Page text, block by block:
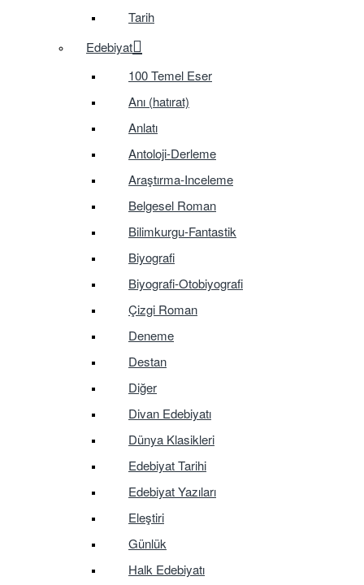
Tarih
Edebiyat
100 Temel Eser
Anı (hatırat)
Anlatı
Antoloji-Derleme
Araştırma-Inceleme
Belgesel Roman
Bilimkurgu-Fantastik
Biyografi
Biyografi-Otobiyografi
Çizgi Roman
Deneme
Destan
Diğer
Divan Edebiyatı
Dünya Klasikleri
Edebiyat Tarihi
Edebiyat Yazıları
Eleştiri
Günlük
Halk Edebiyatı